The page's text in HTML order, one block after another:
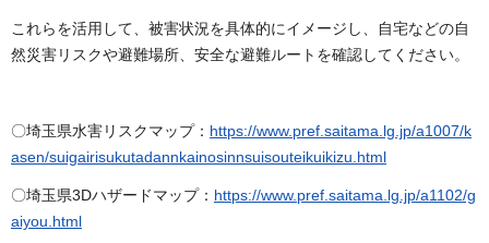
これらを活用して、被害状況を具体的にイメージし、自宅などの自
然災害リスクや避難場所、安全な避難ルートを確認してください。
〇埼玉県水害リスクマップ： https://www.pref.saitama.lg.jp/a1007/k
asen/suigairisukutadannkainosinnsuisouteikuikizu.html
〇埼玉県3Dハザードマップ： https://www.pref.saitama.lg.jp/a1102/g
aiyou.html